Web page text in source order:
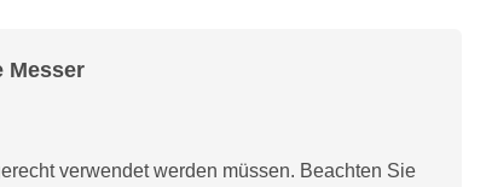
Messer
verwendet werden müssen. Beachten Sie